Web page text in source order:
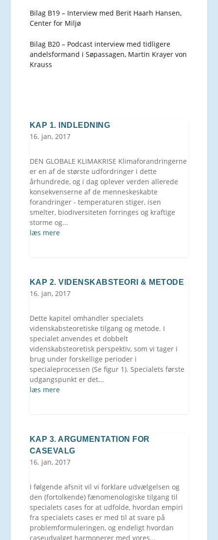
Bilag B19 – Interview med Berit Haarh Hansen,
Center for Miljø
Bilag B20 – Podcast interview med tidligere
andelsformand i Søpassagen, Martin Krayer von
Krauss
KAP 1. INDLEDNING
16. jan, 2017
DEN GLOBALE KLIMAKRISE Klimaforandringerne
er en af de største udfordringer i dette
århundrede, og i dag oplever verden allerede
konsekvenserne af de menneskeskabte
forandringer - temperaturen stiger, isen
smelter, biodiversiteten forringes og kraftige
storme og...
læs mere
KAP 2. VIDENSKABSTEORI & METODE
16. jan, 2017
Dette kapitel omhandler specialets
videnskabsteoretiske tilgang og metode. I
specialet anvendes et dobbelt
videnskabsteoretisk perspektiv, som vi tager i
brug under forskellige perioder i
specialeprocessen (Se figur 1). Specialets første
udgangspunkt er det...
læs mere
KAP 3. ARGUMENTATION FOR
CASEVALG
16. jan, 2017
I følgende afsnit vil vi forklare udvælgelsen og
den (fortolkende) fænomenologiske tilgang til
specialets cases for at udfolde, hvordan empiri
fra specialets cases er med til at svare på
problemformuleringen, og endeligt hvordan
caseudvalget harmonerer med vores...